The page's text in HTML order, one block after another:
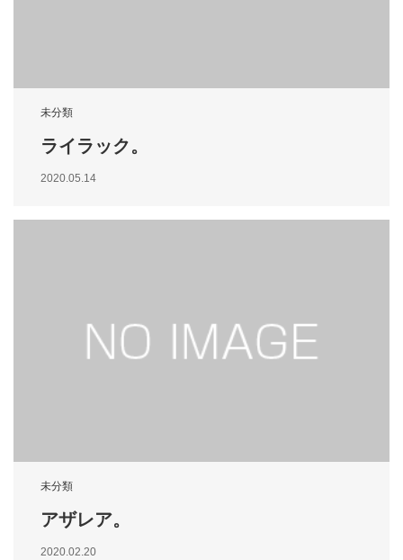
未分類
ライラック。
2020.05.14
未分類
アザレア。
2020.02.20